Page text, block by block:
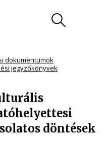
dokumentumok
jegyzőkönyvek
döntések